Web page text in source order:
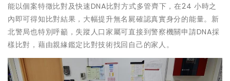
能以個案特徵比對及快速DNA比對方式多管齊下，在24 小時之
內即可得知比對結果，大幅提升無名屍確認真實身分的能量。新
北警局也特別呼籲，失蹤人口家屬可直接到警察機關申請DNA採
樣比對，藉由親緣鑑定比對技術找回自己的家人。